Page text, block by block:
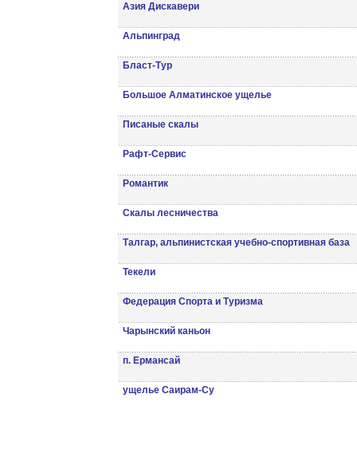
Азия Дискавери
Альпинград
Бласт-Тур
Большое Алматинское ущелье
Писаные скалы
Рафт-Сервис
Романтик
Скалы лесничества
Талгар, альпинистская учебно-спортивная база
Текели
Федерация Спорта и Туризма
Чарынский каньон
п. Ермансай
ущелье Саирам-Су